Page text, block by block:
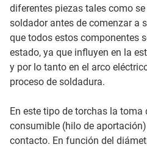
diferentes piezas tales como
soldador antes de comenzar a
que todos estos componentes
estado, ya que influyen en la
y por lo tanto en el arco
proceso de soldadura.
En este tipo de torchas la toma
consumible (hilo de
contacto. En función del